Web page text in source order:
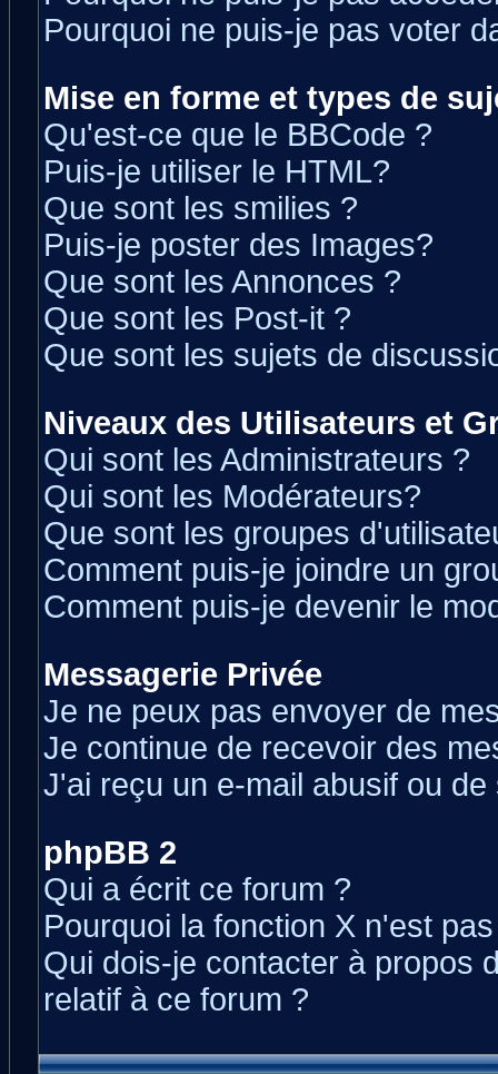
Pourquoi ne puis-je pas voter
Mise en forme et types de
Qu'est-ce que le BBCode ?
Puis-je utiliser le HTML?
Que sont les smilies ?
Puis-je poster des Images?
Que sont les Annonces ?
Que sont les Post-it ?
Que sont les sujets de
Niveaux des Utilisateurs et
Qui sont les Administrateurs ?
Qui sont les Modérateurs?
Que sont les groupes
Comment puis-je joindre un
Comment puis-je devenir le
Messagerie Privée
Je ne peux pas envoyer de
Je continue de recevoir des
J'ai reçu un e-mail abusif ou
phpBB 2
Qui a écrit ce forum ?
Pourquoi la fonction X n'est
Qui dois-je contacter à propos
relatif à ce forum ?